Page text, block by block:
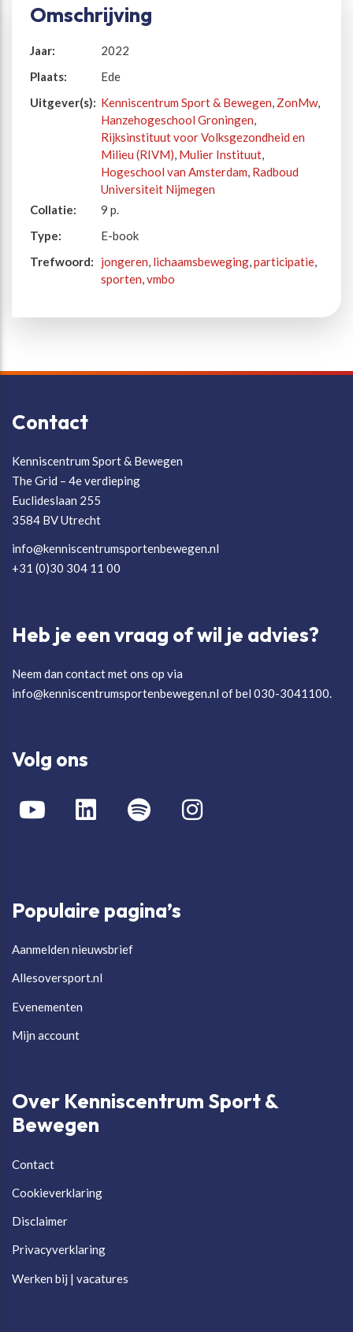
Omschrijving
Jaar:
2022
Plaats:
Ede
Uitgever(s): Kenniscentrum Sport & Bewegen, ZonMw,
Hanzehogeschool Groningen,
Rijksinstituut voor Volksgezondheid en
Milieu (RIVM), Mulier Instituut,
Hogeschool van Amsterdam, Radboud
Universiteit Nijmegen
Collatie:
9 p.
Type:
E-book
Trefwoord:
jongeren, lichaamsbeweging,participatie,
sporten,vmbo
Contact
Kenniscentrum Sport & Bewegen
The Grid – 4e verdieping
Euclideslaan 255
3584 BV Utrecht
info@kenniscentrumsportenbewegen.nl
+31 (0)30 304 11 00
Heb je een vraag of wil je advies?
Neem dan contact met ons op via
info@kenniscentrumsportenbewegen.nl of bel 030-3041100.
Volg ons
Populaire pagina’s
Aanmelden nieuwsbrief
Allesoversport.nl
Evenementen
Mijn account
Over Kenniscentrum Sport &
Bewegen
Contact
Cookieverklaring
Disclaimer
Privacyverklaring
Werken bij | vacatures